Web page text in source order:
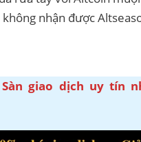
nhận được
Sàn giao dịch uy tín